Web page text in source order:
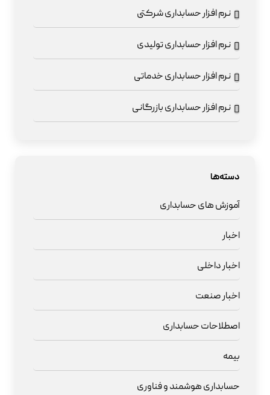
نرم افزار حسابداری شرکتی
نرم افزار حسابداری تولیدی
نرم افزار حسابداری خدماتی
نرم افزار حسابداری بازرگانی
دسته‌ها
آموزش های حسابداری
اخبار
اخبار داخلی
اخبار صنعت
اصطلاحات حسابداری
بیمه
حسابداری هوشمند و فناوری